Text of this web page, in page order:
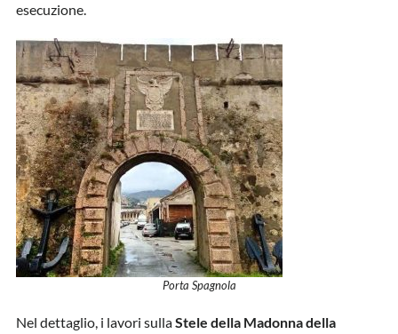
esecuzione.
Porta Spagnola
Nel dettaglio, i lavori sullaStele della Madonna della